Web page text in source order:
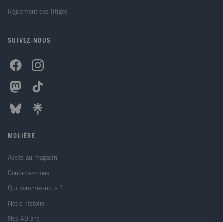
Règlement des litiges
SUIVEZ-NOUS
MOLIÈRE
Accès au magasin
Contactez-nous
Qui sommes-nous ?
Notre histoire
Nos 40 ans